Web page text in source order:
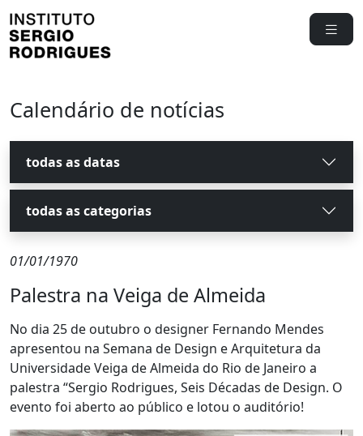
Calendário de notícias
todas as datas
todas as categorias
01/01/1970
Palestra na Veiga de Almeida
No dia 25 de outubro o designer Fernando Mendes
apresentou na Semana de Design e Arquitetura da
Universidade Veiga de Almeida do Rio de Janeiro a
palestra “Sergio Rodrigues, Seis Décadas de Design. O
evento foi aberto ao público e lotou o auditório!